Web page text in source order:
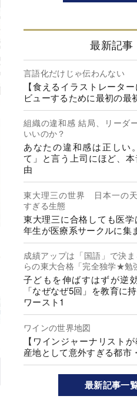
最新記事
言語化だけじゃ伝わんない
【食えるイラストレータ
ビューするために最初の最
組織の違和感 結局、リーダ
いいのか？
あなたの違和感は正しい
て」と言う上司にほど、
由
東大理三の世界 日本一の
すぎる生態
東大理三に合格しても医
年生が医療系サークルに集
成績アップは「国語」で決
らの東大合格「完全独学★勉
子どもを伸ばすはずが逆
「なぜなぜ5回」を教育に
ワースト1
ワインの世界地図
【ワインジャーナリスト
産地として意外すぎる都市
最新記事一